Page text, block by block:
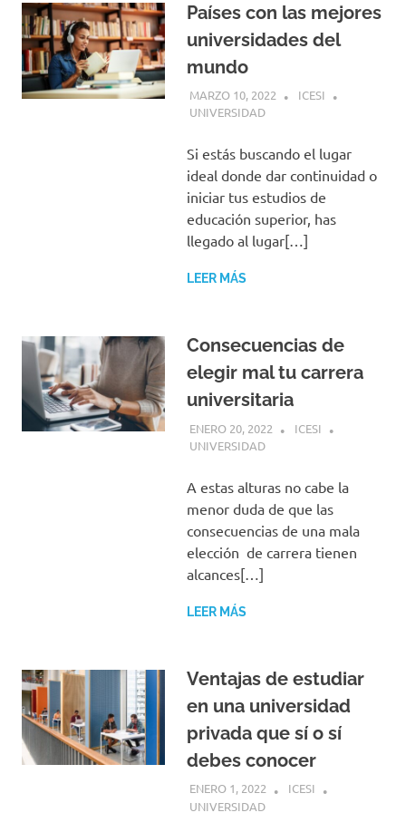
Países con las mejores
universidades del
mundo
MARZO 10, 2022
ICESI
UNIVERSIDAD
Si estás buscando el lugar
ideal donde dar continuidad o
iniciar tus estudios de
educación superior, has
llegado al lugar[…]
LEER MÁS
Consecuencias de
elegir mal tu carrera
universitaria
ENERO 20, 2022
ICESI
UNIVERSIDAD
A estas alturas no cabe la
menor duda de que las
consecuencias de una mala
elección de carrera tienen
alcances[…]
LEER MÁS
Ventajas de estudiar
en una universidad
privada que sí o sí
debes conocer
ENERO 1, 2022
ICESI
UNIVERSIDAD